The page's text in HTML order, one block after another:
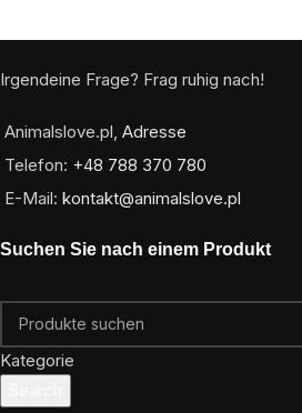
Irgendeine Frage? Frag ruhig nach!
Animalslove.pl, Adresse
Telefon: +48 788 370 780
E-Mail: kontakt@animalslove.pl
Suchen Sie nach einem Produkt
Kategorie